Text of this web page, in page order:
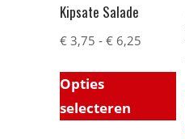
Kipsate Salade
€ 3,75 - € 6,25
Opties
selecteren